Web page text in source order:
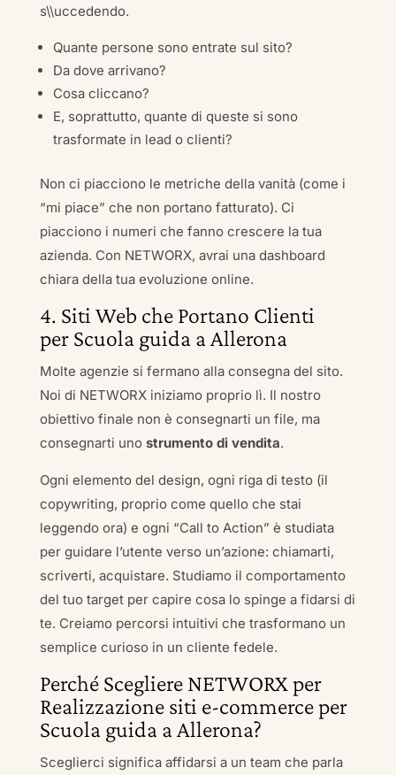
s\\uccedendo.
Quante persone sono entrate sul sito?
Da dove arrivano?
Cosa cliccano?
E, soprattutto, quante di queste si sono
trasformate in lead o clienti?
Non ci piacciono le metriche della vanità (come i
“mi piace” che non portano fatturato). Ci
piacciono i numeri che fanno crescere la tua
azienda. Con NETWORX, avrai una dashboard
chiara della tua evoluzione online.
4. Siti Web che Portano Clienti
per Scuola guida a Allerona
Molte agenzie si fermano alla consegna del sito.
Noi di NETWORX iniziamo proprio lì. Il nostro
obiettivo finale non è consegnarti un file, ma
consegnarti uno strumento di vendita.
Ogni elemento del design, ogni riga di testo (il
copywriting, proprio come quello che stai
leggendo ora) e ogni “Call to Action” è studiata
per guidare l’utente verso un’azione: chiamarti,
scriverti, acquistare. Studiamo il comportamento
del tuo target per capire cosa lo spinge a fidarsi di
te. Creiamo percorsi intuitivi che trasformano un
semplice curioso in un cliente fedele.
Perché Scegliere NETWORX per
Realizzazione siti e-commerce per
Scuola guida a Allerona?
Sceglierci significa affidarsi a un team che parla